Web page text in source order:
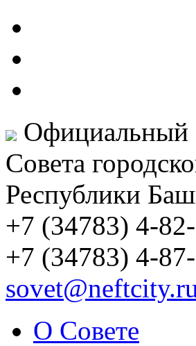
Официальный
Совета
Республики
+7 (34783) 4-
+7 (34783) 4-
О Совете